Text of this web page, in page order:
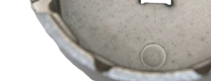
Dispozitive spalat piese
Dulapuri Bancuri Carucioare
Bancuri de lucru
Carucioare pentru marfa